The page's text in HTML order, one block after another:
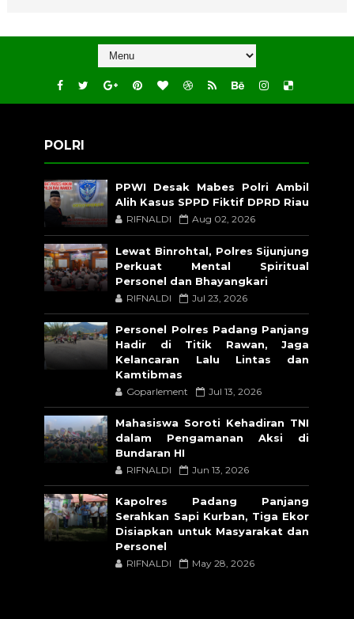
POLRI
PPWI Desak Mabes Polri Ambil
Alih Kasus SPPD Fiktif DPRD Riau
RIFNALDI Aug 02, 2026
Lewat Binrohtal, Polres Sijunjung
Perkuat Mental Spiritual
Personel dan Bhayangkari
RIFNALDI Jul 23, 2026
Personel Polres Padang Panjang
Hadir di Titik Rawan, Jaga
Kelancaran Lalu Lintas dan
Kamtibmas
Goparlement Jul 13, 2026
Mahasiswa Soroti Kehadiran TNI
dalam Pengamanan Aksi di
Bundaran HI
RIFNALDI Jun 13, 2026
Kapolres Padang Panjang
Serahkan Sapi Kurban, Tiga Ekor
Disiapkan untuk Masyarakat dan
Personel
RIFNALDI May 28, 2026